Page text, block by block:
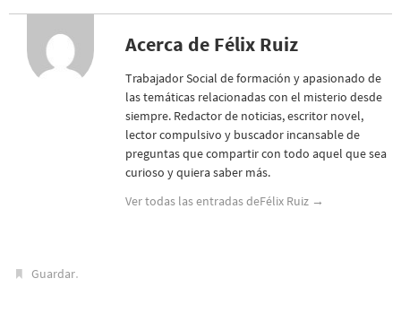
Acerca de Félix Ruiz
Trabajador Social de formación y apasionado de
las temáticas relacionadas con el misterio desde
siempre. Redactor de noticias, escritor novel,
lector compulsivo y buscador incansable de
preguntas que compartir con todo aquel que sea
curioso y quiera saber más.
Ver todas las entradas deFélix Ruiz →
Guardar.